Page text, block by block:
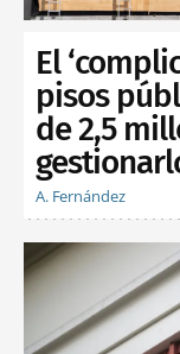
El
pisos
de 2,5
A. Fernández